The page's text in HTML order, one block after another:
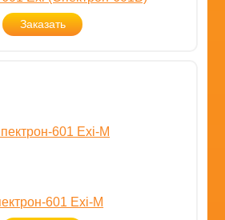
Заказать
601 Exi-М